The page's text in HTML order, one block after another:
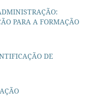
PARA A FORMAÇÃO
DE